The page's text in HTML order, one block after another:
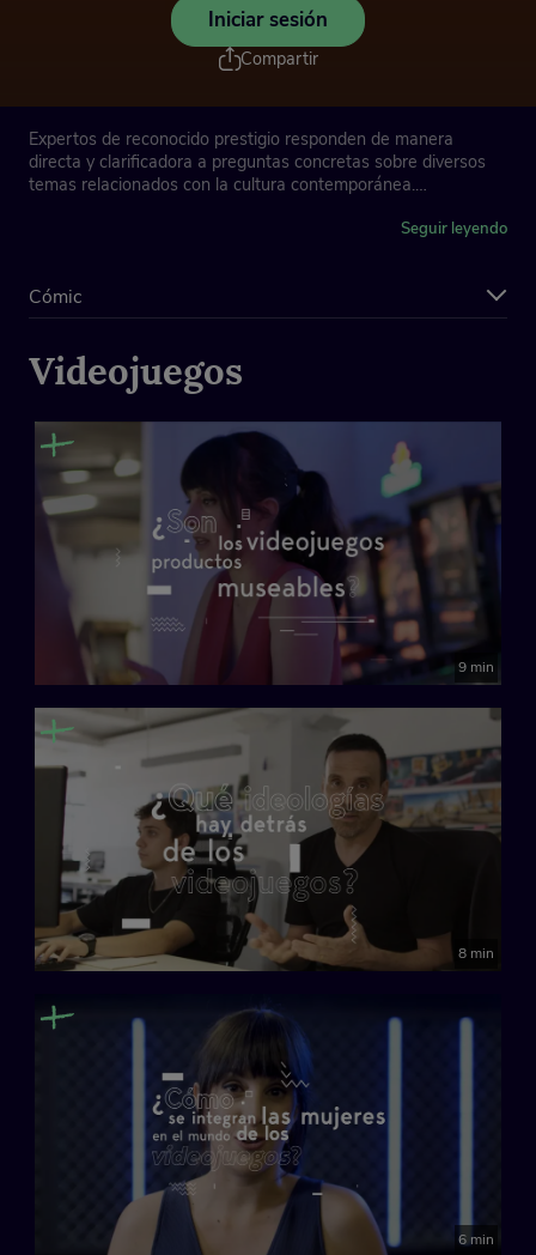
Iniciar sesión
Compartir
Expertos de reconocido prestigio responden de manera
directa y clarificadora a preguntas concretas sobre diversos
temas relacionados con la cultura contemporánea.
Seguir leyendo
Cómic
Videojuegos
9 min
8 min
6 min